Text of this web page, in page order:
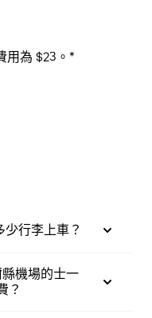
用為 $23。*
行李上車？
機場的士一
？